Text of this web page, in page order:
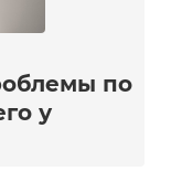
по
у